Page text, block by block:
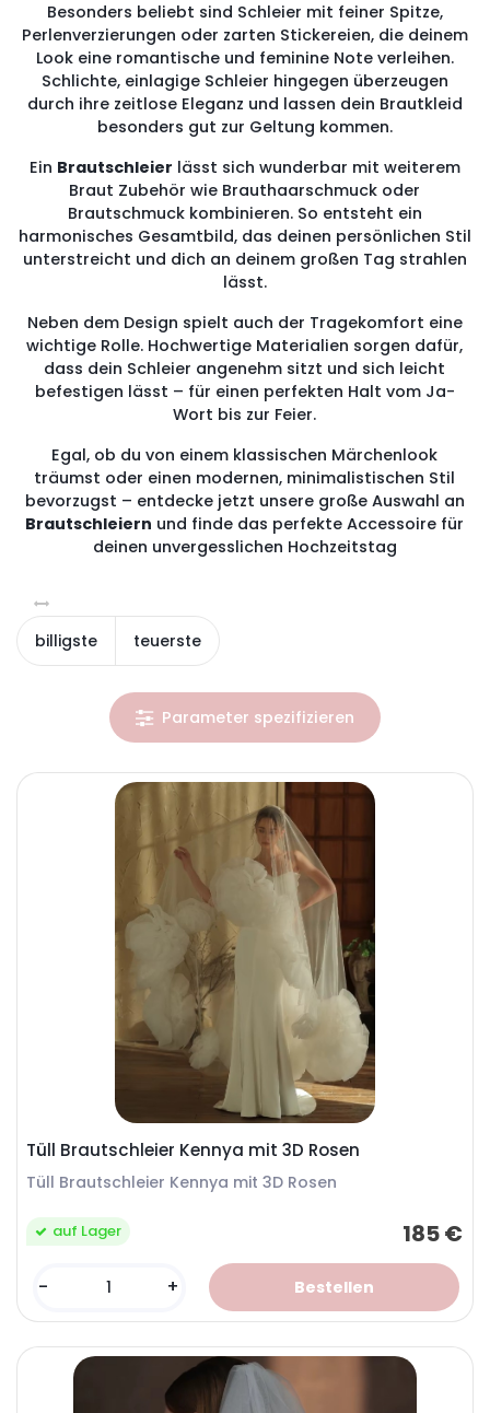
Besonders beliebt sind Schleier mit feiner Spitze,
Perlenverzierungen oder zarten Stickereien, die deinem
Look eine romantische und feminine Note verleihen.
Schlichte, einlagige Schleier hingegen überzeugen
durch ihre zeitlose Eleganz und lassen dein Brautkleid
besonders gut zur Geltung kommen.
Ein Brautschleier lässt sich wunderbar mit weiterem
Braut Zubehör wie Brauthaarschmuck oder
Brautschmuck kombinieren. So entsteht ein
harmonisches Gesamtbild, das deinen persönlichen Stil
unterstreicht und dich an deinem großen Tag strahlen
lässt.
Neben dem Design spielt auch der Tragekomfort eine
wichtige Rolle. Hochwertige Materialien sorgen dafür,
dass dein Schleier angenehm sitzt und sich leicht
befestigen lässt – für einen perfekten Halt vom Ja-
Wort bis zur Feier.
Egal, ob du von einem klassischen Märchenlook
träumst oder einen modernen, minimalistischen Stil
bevorzugst – entdecke jetzt unsere große Auswahl an
Brautschleiern und finde das perfekte Accessoire für
deinen unvergesslichen Hochzeitstag
billigste teuerste
Tüll Brautschleier Kennya mit 3D Rosen
Tüll Brautschleier Kennya mit 3D Rosen
185 €
auf Lager
- +